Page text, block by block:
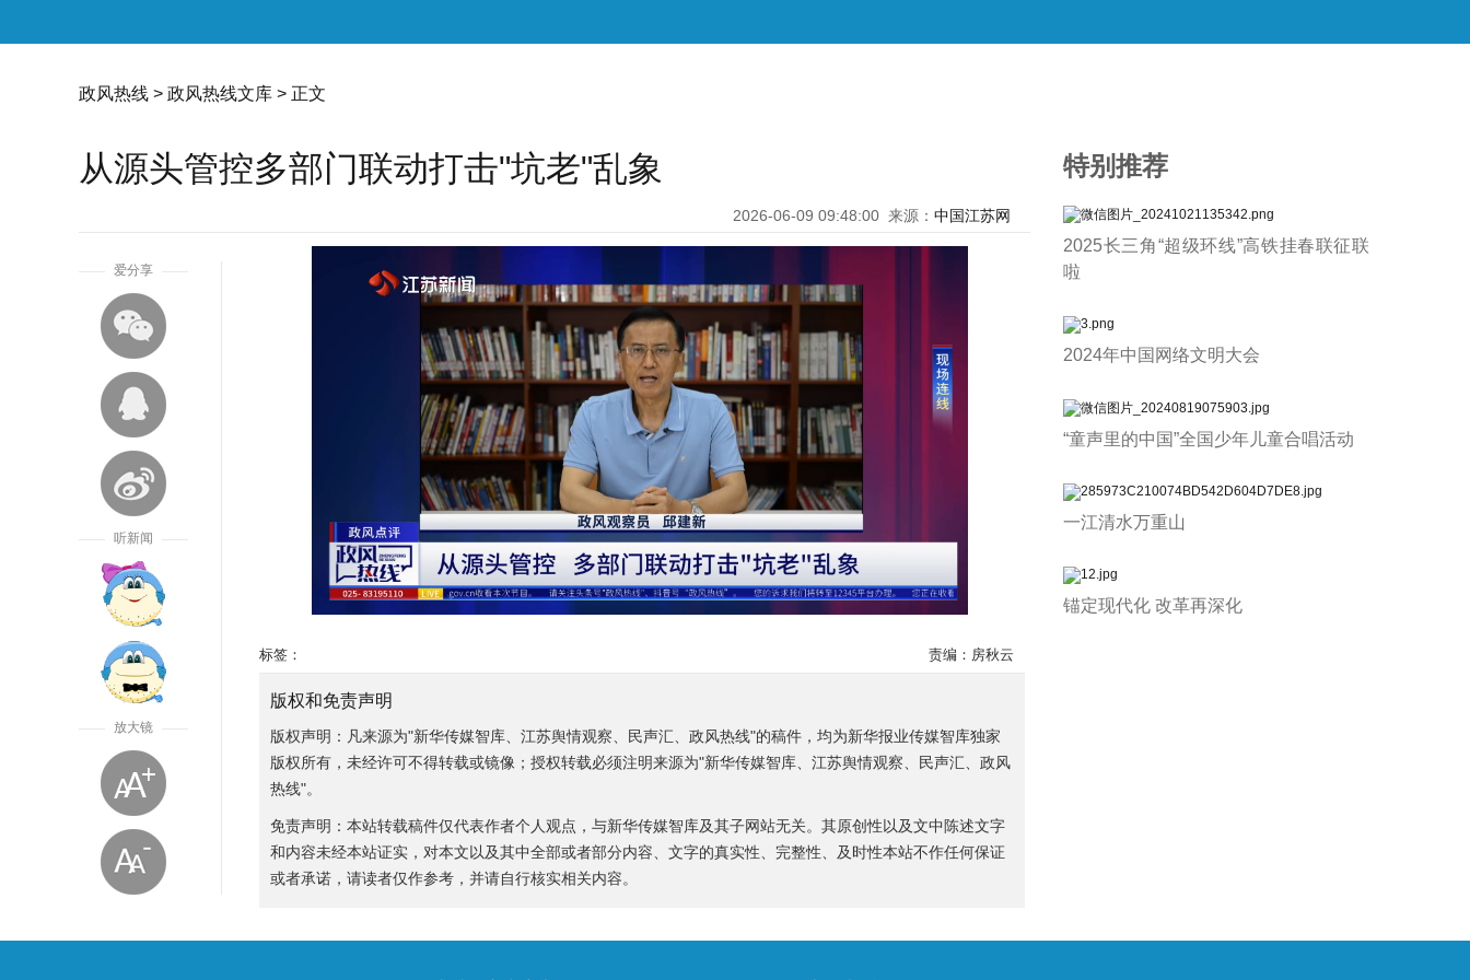
政风热线 > 政风热线文库 > 正文
从源头管控多部门联动打击"坑老"乱象
2026-06-09 09:48:00 来源： 中国江苏网
爱分享
听新闻
放大镜
标签： 责编：房秋云
版权和免责声明
版权声明：凡来源为"新华传媒智库、江苏舆情观察、民声汇、政风热线"的稿件，均为新华报业传媒智库独家
版权所有，未经许可不得转载或镜像；授权转载必须注明来源为"新华传媒智库、江苏舆情观察、民声汇、政风
热线"。
免责声明：本站转载稿件仅代表作者个人观点，与新华传媒智库及其子网站无关。其原创性以及文中陈述文字
和内容未经本站证实，对本文以及其中全部或者部分内容、文字的真实性、完整性、及时性本站不作任何保证
或者承诺，请读者仅作参考，并请自行核实相关内容。
特别推荐
2025长三角“超级环线”高铁挂春联征联
啦
2024年中国网络文明大会
“童声里的中国”全国少年儿童合唱活动
一江清水万重山
锚定现代化 改革再深化